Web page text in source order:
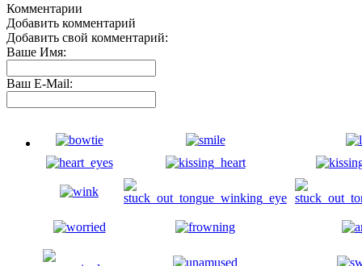
Комментарии
Добавить комментарий
Добавить свой комментарий:
Ваше Имя:
Ваш E-Mail: